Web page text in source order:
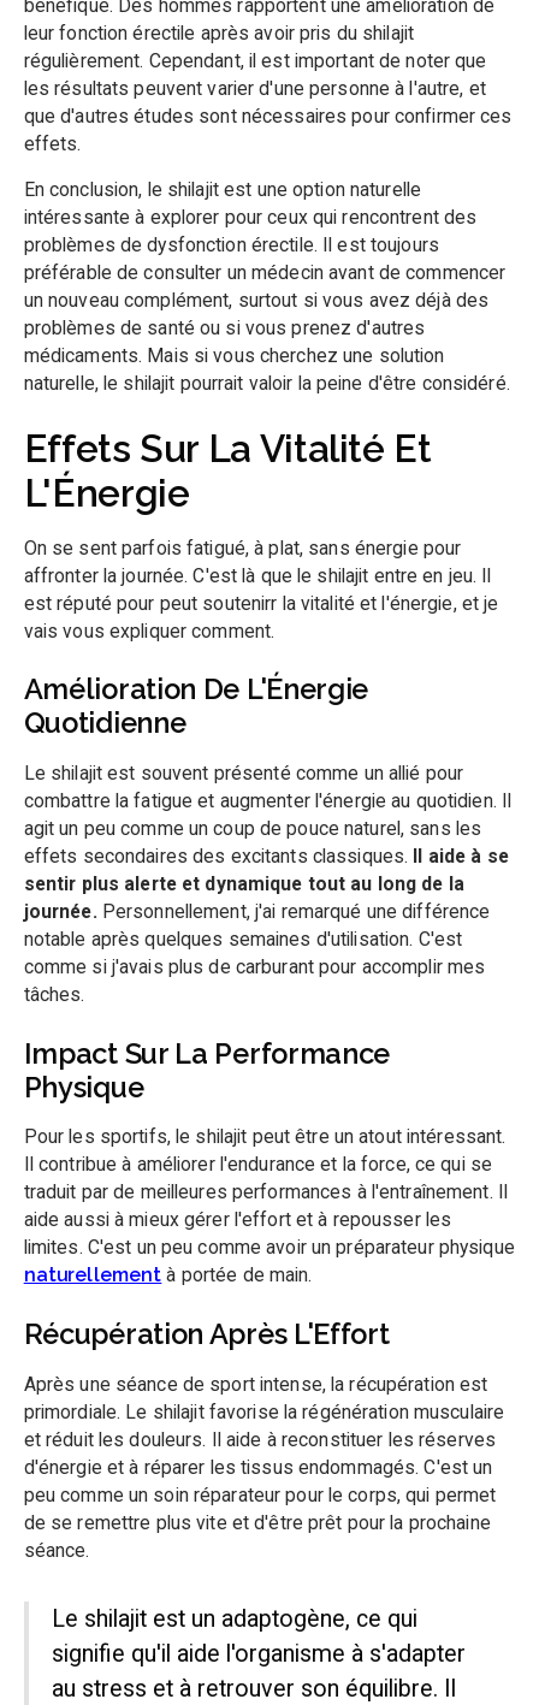
-10% Avec le code promo :
LMC10
bénéfique. Des hommes rapportent une amélioration de
leur fonction érectile après avoir pris du shilajit
régulièrement. Cependant, il est important de noter que
les résultats peuvent varier d'une personne à l'autre, et
que d'autres études sont nécessaires pour confirmer ces
effets.
En conclusion, le shilajit est une option naturelle
intéressante à explorer pour ceux qui rencontrent des
problèmes de dysfonction érectile. Il est toujours
préférable de consulter un médecin avant de commencer
un nouveau complément, surtout si vous avez déjà des
problèmes de santé ou si vous prenez d'autres
médicaments. Mais si vous cherchez une solution
naturelle, le shilajit pourrait valoir la peine d'être considéré.
Effets Sur La Vitalité Et
L'Énergie
On se sent parfois fatigué, à plat, sans énergie pour
affronter la journée. C'est là que le shilajit entre en jeu. Il
est réputé pour peut soutenirr la vitalité et l'énergie, et je
vais vous expliquer comment.
Amélioration De L'Énergie
Quotidienne
Le shilajit est souvent présenté comme un allié pour
combattre la fatigue et augmenter l'énergie au quotidien. Il
agit un peu comme un coup de pouce naturel, sans les
effets secondaires des excitants classiques. Il aide à se
sentir plus alerte et dynamique tout au long de la
journée. Personnellement, j'ai remarqué une différence
notable après quelques semaines d'utilisation. C'est
comme si j'avais plus de carburant pour accomplir mes
tâches.
Impact Sur La Performance
Physique
Pour les sportifs, le shilajit peut être un atout intéressant.
Il contribue à améliorer l'endurance et la force, ce qui se
traduit par de meilleures performances à l'entraînement. Il
aide aussi à mieux gérer l'effort et à repousser les
limites. C'est un peu comme avoir un préparateur physique
naturellement à portée de main.
Récupération Après L'Effort
Après une séance de sport intense, la récupération est
primordiale. Le shilajit favorise la régénération musculaire
et réduit les douleurs. Il aide à reconstituer les réserves
d'énergie et à réparer les tissus endommagés. C'est un
peu comme un soin réparateur pour le corps, qui permet
de se remettre plus vite et d'être prêt pour la prochaine
séance.
Le shilajit est un adaptogène, ce qui
signifie qu'il aide l'organisme à s'adapter
au stress et à retrouver son équilibre. Il